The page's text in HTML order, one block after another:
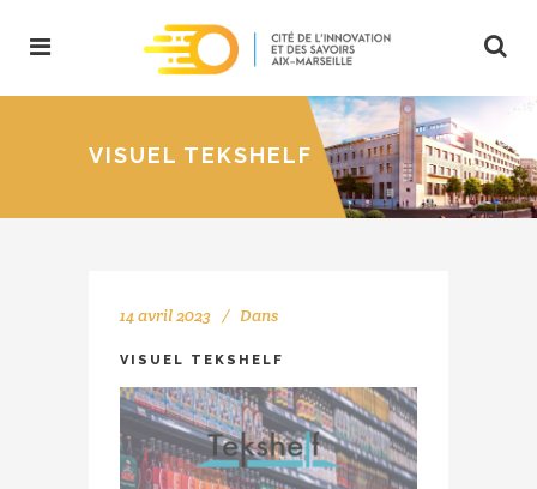
VISUEL TEKSHELF
14 avril 2023 Dans
VISUEL TEKSHELF